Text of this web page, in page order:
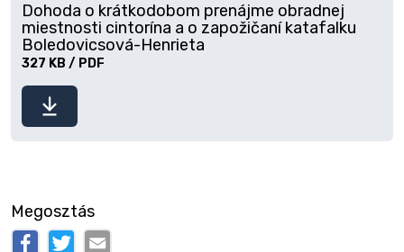
Fájl
letöltése
Dohoda o krátkodobom prenájme obradnej
miestnosti cintorína a o zapožičaní katafalku
Boledovicsová-Henrieta
327 KB / PDF
Megosztás